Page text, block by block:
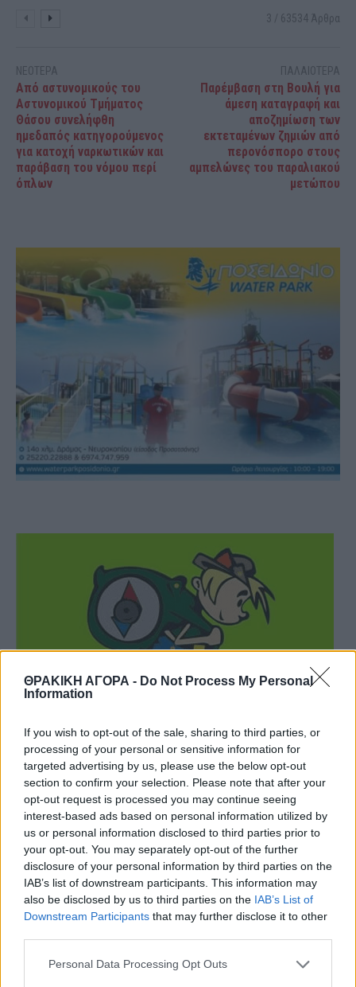
ΘΡΑΚΙΚΗ ΑΓΟΡΑ - Do Not Process My Personal
Information
If you wish to opt-out of the sale, sharing to third parties, or
processing of your personal or sensitive information for
targeted advertising by us, please use the below opt-out
section to confirm your selection. Please note that after your
opt-out request is processed you may continue seeing
interest-based ads based on personal information utilized by
us or personal information disclosed to third parties prior to
your opt-out. You may separately opt-out of the further
disclosure of your personal information by third parties on the
IAB’s list of downstream participants. This information may
also be disclosed by us to third parties on the IAB’s List of
Downstream Participants that may further disclose it to other
Personal Data Processing Opt Outs
3 / 63534 Άρθρα
ΝΕΟΤΕΡΑ
Από αστυνομικούς του
Αστυνομικού Τμήματος
Θάσου συνελήφθη
ημεδαπός κατηγορούμενος
για κατοχή ναρκωτικών και
παράβαση του νόμου περί
όπλων
ΠΑΛΑΙΟΤΕΡΑ
Παρέμβαση στη Βουλή για
άμεση καταγραφή και
αποζημίωση των
εκτεταμένων ζημιών από
περονόσπορο στους
αμπελώνες του παραλιακού
μετώπου